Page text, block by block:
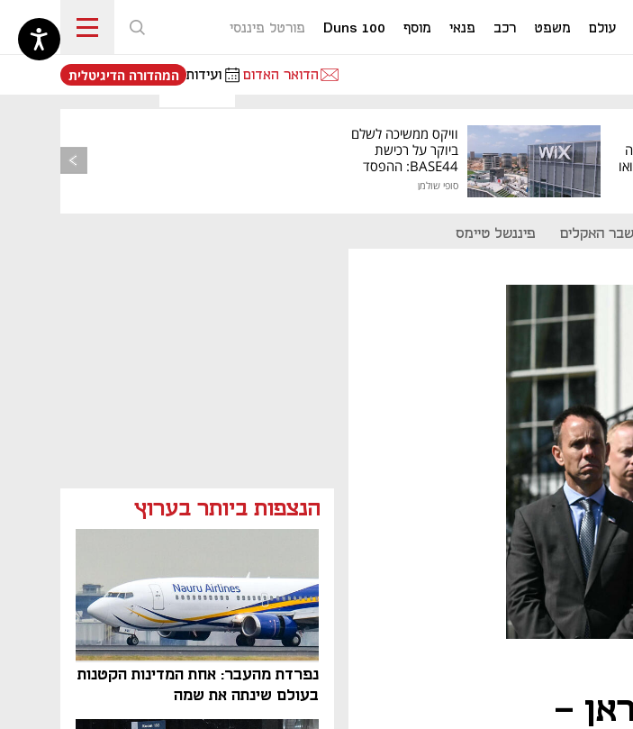
עולם משפט רכב פנאי מוסף Duns 100 פורטל פיננסי
הדואר האדום ועידות
נפתח בכרטיסייה חדשה
המהדורה הדיגיטלית
וויקס ממשיכה לשלם
ביוקר על רכישת
BASE44: ההפסד
סופי שולמן
האקלים פיננשל טיימס
הנצפות ביותר בערוץ
נפרדת מהעבר: אחת המדינות הקטנות
בעולם שינתה את שמה
-